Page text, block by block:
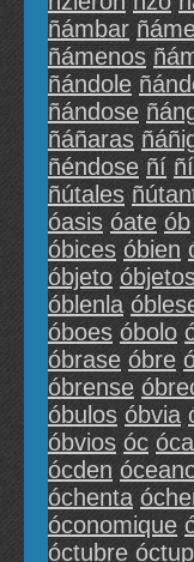
ñámbar
ñámenos
ñándole
ñándose
ñáñaras
ñéndose ñí
ñútales
óasis óate ób
óbices óbien
óbjeto
óblenla
óboes óbolo
óbrase óbre
óbrense
óbulos óbvia
óbvios óc
ócden
óchenta
óconomique
óctubre